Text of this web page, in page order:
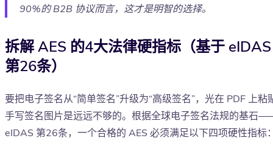
90%的 B2B 协议而言，这才是明智的选择。
拆解 AES 的4大法律硬指标（基于 eIDAS
第26条）
要把电子签名从“简单签名”升级为“高级签名”，光在 PDF 上粘
手写签名图片是远远不够的。根据全球电子签名法规的基石
eIDAS 第26条，一个合格的 AES 必须满足以下四项硬性指标